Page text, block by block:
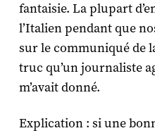
fantaisie. La plupart
l’Italien pendant que
sur le communiqué de
truc qu’un journaliste
m’avait donné.
Explication : si une